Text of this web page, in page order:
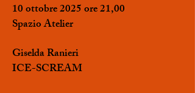
10 ottobre 2025 ore 21,00
Spazio Atelier
Giselda Ranieri
ICE-SCREAM